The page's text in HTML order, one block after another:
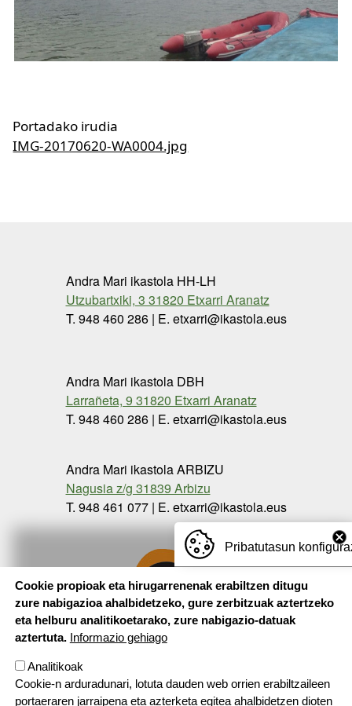
Portadako irudia
IMG-20170620-WA0004.jpg
Andra Mari ikastola HH-LH
Utzubartxiki, 3 31820 Etxarri Aranatz
T. 948 460 286 | E. etxarri@ikastola.eus
Andra Mari ikastola DBH
Larrañeta, 9 31820 Etxarri Aranatz
T. 948 460 286 | E. etxarri@ikastola.eus
Andra Mari ikastola ARBIZU
Nagusia z/g 31839 Arbizu
T. 948 461 077 | E. etxarri@ikastola.eus
Pribatutasun
Cookie propioak eta hirugarrenenak erabiltzen ditugu
zure nabigazioa ahalbidetzeko, gure zerbitzuak aztertzeko
eta helburu analitikoetarako, zure nabigazio-datuak
aztertuta. Informazio gehiago
Analitikoak
Cookie-n arduradunari, lotuta dauden web orrien erabiltzaileen
portaeraren jarraipena eta azterketa egitea ahalbidetzen dioten